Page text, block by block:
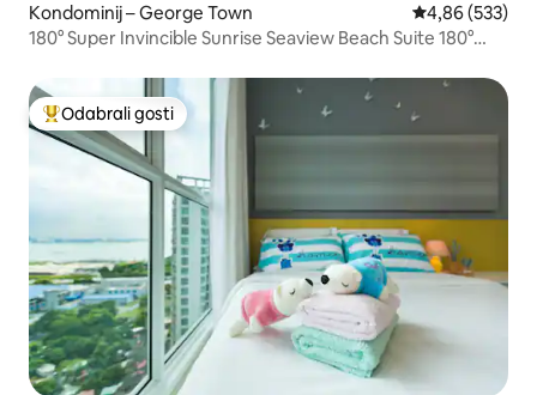
Kondominij – George Town Prosječna
4,86 (533)
180° Super Invincible Sunrise Seaview Beach Suite 180°
Među najviše rangiranima s oznakom „Odabrali gosti”
Odabrali gosti